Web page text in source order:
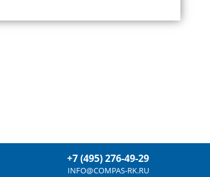
+7 (495) 276-49-29
INFO@COMPAS-RK.RU